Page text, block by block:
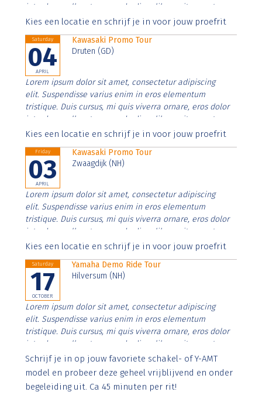
interdum nulla, ut commodo diam libero vitae erat.
Aenean faucibus nibh et justo cursus id rutrum lorem
Kies een locatie en schrijf je in voor jouw proefrit
Saturday
04
APRIL
Kawasaki Promo Tour
Druten (GD)
Lorem ipsum dolor sit amet, consectetur adipiscing
elit. Suspendisse varius enim in eros elementum
tristique. Duis cursus, mi quis viverra ornare, eros dolor
interdum nulla, ut commodo diam libero vitae erat.
Aenean faucibus nibh et justo cursus id rutrum lorem
Kies een locatie en schrijf je in voor jouw proefrit
Friday
03
APRIL
Kawasaki Promo Tour
Zwaagdijk (NH)
Lorem ipsum dolor sit amet, consectetur adipiscing
elit. Suspendisse varius enim in eros elementum
tristique. Duis cursus, mi quis viverra ornare, eros dolor
interdum nulla, ut commodo diam libero vitae erat.
Aenean faucibus nibh et justo cursus id rutrum lorem
Kies een locatie en schrijf je in voor jouw proefrit
Saturday
17
OCTOBER
Yamaha Demo Ride Tour
Hilversum (NH)
Lorem ipsum dolor sit amet, consectetur adipiscing
elit. Suspendisse varius enim in eros elementum
tristique. Duis cursus, mi quis viverra ornare, eros dolor
interdum nulla, ut commodo diam libero vitae erat.
Aenean faucibus nibh et justo cursus id rutrum lorem
imperdiet. Nunc ut sem vitae risus tristique posuere.
Schrijf je in op jouw favoriete schakel- of Y-AMT
model en probeer deze geheel vrijblijvend en onder
begeleiding uit. Ca 45 minuten per rit!